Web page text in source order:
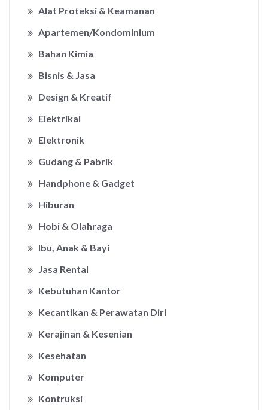
Alat Proteksi & Keamanan
Apartemen/Kondominium
Bahan Kimia
Bisnis & Jasa
Design & Kreatif
Elektrikal
Elektronik
Gudang & Pabrik
Handphone & Gadget
Hiburan
Hobi & Olahraga
Ibu, Anak & Bayi
Jasa Rental
Kebutuhan Kantor
Kecantikan & Perawatan Diri
Kerajinan & Kesenian
Kesehatan
Komputer
Kontruksi